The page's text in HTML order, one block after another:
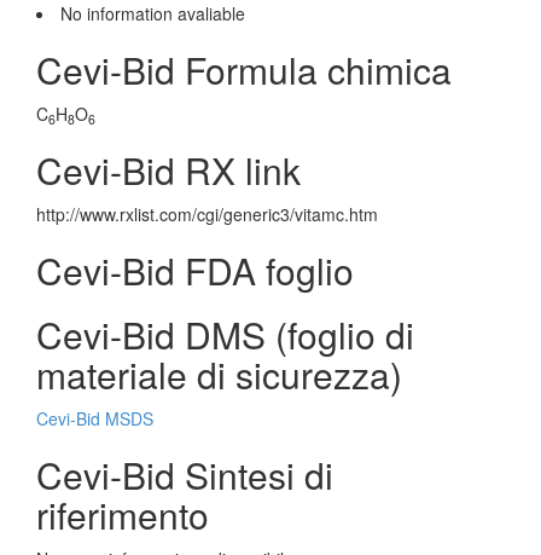
No information avaliable
Cevi-Bid Formula chimica
C6H8O6
Cevi-Bid RX link
http://www.rxlist.com/cgi/generic3/vitamc.htm
Cevi-Bid FDA foglio
Cevi-Bid DMS (foglio di
materiale di sicurezza)
Cevi-Bid MSDS
Cevi-Bid Sintesi di
riferimento